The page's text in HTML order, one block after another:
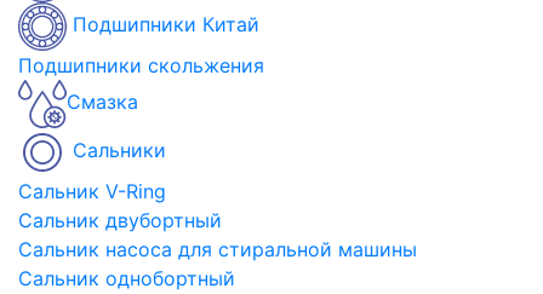
Подшипники Китай
Подшипники скольжения
Смазка
Сальники
Сальник V-Ring
Сальник двубортный
Сальник насоса для стиральной машины
Сальник однобортный